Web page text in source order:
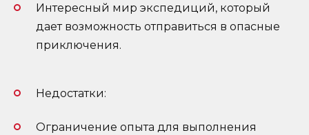
Интересный мир экспедиций, который
дает возможность отправиться в опасные
приключения.
Недостатки:
Ограничение опыта для выполнения